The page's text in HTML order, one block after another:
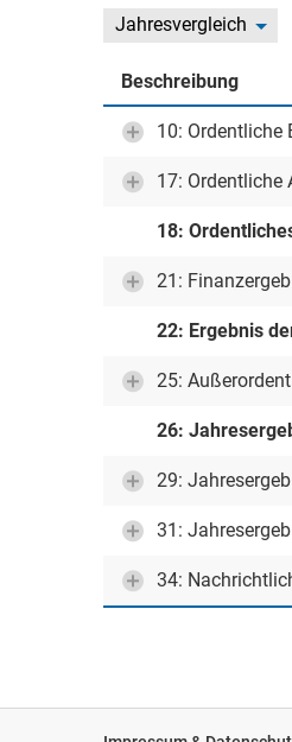
Jahresvergleich
Beschreibung
10: Ordentliche
17: Ordentliche
18:
21:
22: Ergebnis
25:
26:
29:
31:
34: